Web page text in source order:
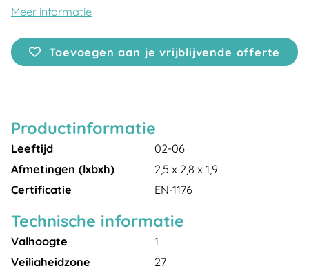
Meer informatie
Toevoegen aan je vrijblijvende offerte
Productinformatie
Leeftijd
02-06
Afmetingen (lxbxh)
2,5 x 2,8 x 1,9
Certificatie
EN-1176
Technische informatie
Valhoogte
1
Veiligheidzone
27